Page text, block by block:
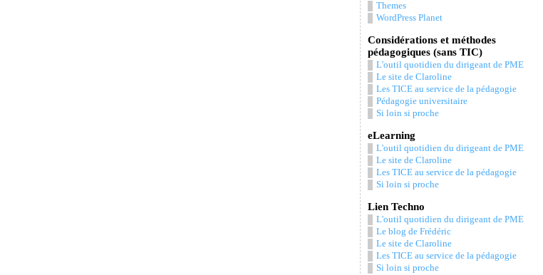
Themes
WordPress Planet
Considérations et méthodes
pédagogiques (sans TIC)
L'outil quotidien du dirigeant de PME
Le site de Claroline
Les TICE au service de la pédagogie
Pédagogie universitaire
Si loin si proche
eLearning
L'outil quotidien du dirigeant de PME
Le site de Claroline
Les TICE au service de la pédagogie
Si loin si proche
Lien Techno
L'outil quotidien du dirigeant de PME
Le blog de Frédéric
Le site de Claroline
Les TICE au service de la pédagogie
Si loin si proche